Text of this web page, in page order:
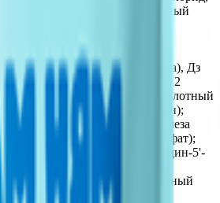
натрия цитрат; витаминный
РР (никотинамид), D
ацетат), В1 (тиамина
В6 (пиридоксин
Вс (фолиевая кислота), Дз
альфа токоферола ацетат), В12
биотин); витаминно аминокислотный
холина битартрат, таурин);
сульфат, йодид калия, железа
селенит натрия, цинка сульфат);
-5- монофосфат, уридин-5'-
монофосфат, аденозин-5'-
лютеин; ферментный